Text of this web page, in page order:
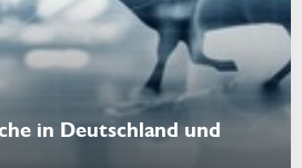
in Deutschland und